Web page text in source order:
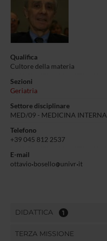
Qualifica
Cultore della materia
Sezioni
Geriatria
Settore disciplinare
MED/09 - MEDICINA INTERNA
Telefono
+39 045 812 2537
E-mail
ottavio bosello univr it
DIDATTICA 1
TERZA MISSIONE